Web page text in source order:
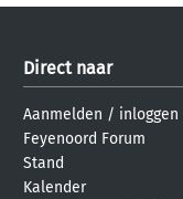
Direct naar
Aanmelden / inloggen
Feyenoord Forum
Stand
Kalender